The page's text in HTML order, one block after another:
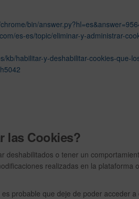
bin/
es-es/topic/eliminar-y-administrar-
kb/habilitar-y-deshabilitar-cookies-que-
las Cookies?
deshabilitados o tener un
realizadas en la plataforma
probable que deje de poder acceder